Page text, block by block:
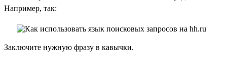
Например, так:
Заключите нужную фразу в кавычки.